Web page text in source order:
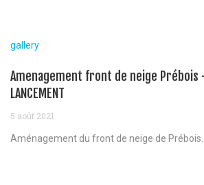
gallery
Amenagement front de neige Prébois
LANCEMENT
5 août 2021
Aménagement du front de neige de Prébois...